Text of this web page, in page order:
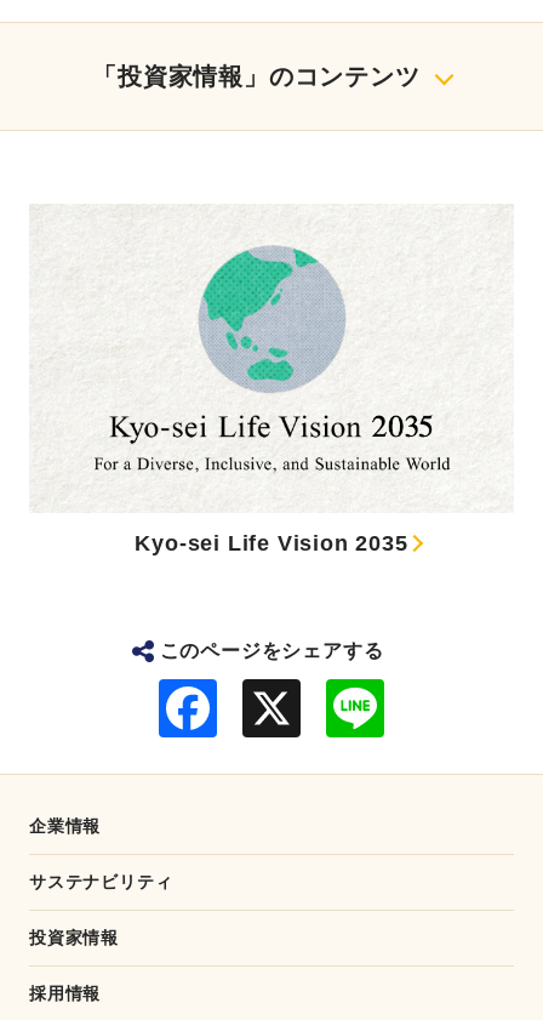
「投資家情報」のコンテンツ
Kyo-sei Life Vision 2035
このページをシェアする
企業情報
サステナビリティ
投資家情報
採用情報